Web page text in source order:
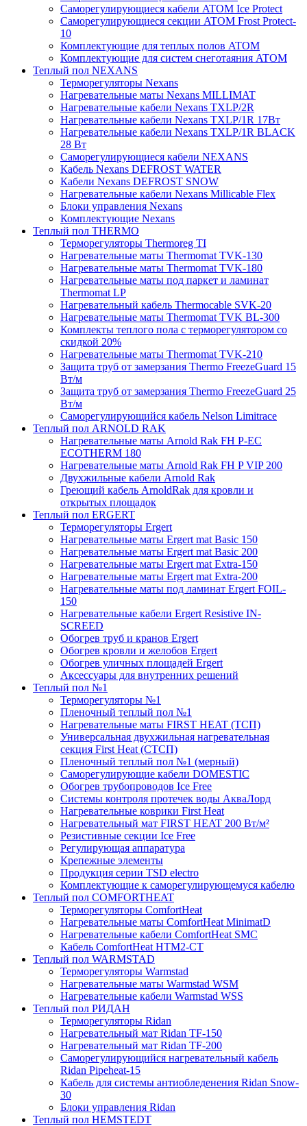
Саморегулирующиеся кабели ATOM Ice Protect
Саморегулирующиеся секции ATOM Frost Protect-
10
Комплектующие для теплых полов ATOM
Комплектующие для систем снеготаяния ATOM
Теплый пол NEXANS
Терморегуляторы Nexans
Нагревательные маты Nexans MILLIMAT
Нагревательные кабели Nexans TXLP/2R
Нагревательные кабели Nexans TXLP/1R 17Вт
Нагревательные кабели Nexans TXLP/1R BLACK
28 Вт
Саморегулирующиеся кабели NEXANS
Кабель Nexans DEFROST WATER
Кабели Nexans DEFROST SNOW
Нагревательные кабели Nexans Millicable Flex
Блоки управления Nexans
Комплектующие Nexans
Теплый пол THERMO
Терморегуляторы Thermoreg TI
Нагревательные маты Thermomat TVK-130
Нагревательные маты Thermomat TVK-180
Нагревательные маты под паркет и ламинат
Thermomat LP
Нагревательный кабель Thermocable SVK-20
Нагревательные маты Thermomat TVK BL-300
Комплекты теплого пола с терморегулятором со
скидкой 20%
Нагревательные маты Thermomat TVK-210
Защита труб от замерзания Thermo FreezeGuard 15
Вт/м
Защита труб от замерзания Thermo FreezeGuard 25
Вт/м
Саморегулирующийся кабель Nelson Limitrace
Теплый пол ARNOLD RAK
Нагревательные маты Arnold Rak FH P-EC
ECOTHERM 180
Нагревательные маты Arnold Rak FH P VIP 200
Двухжильные кабели Arnold Rak
Греющий кабель ArnoldRak для кровли и
открытых площадок
Теплый пол ERGERT
Терморегуляторы Ergert
Нагревательные маты Ergert mat Basic 150
Нагревательные маты Ergert mat Basic 200
Нагревательные маты Ergert mat Extra-150
Нагревательные маты Ergert mat Extra-200
Нагревательные маты под ламинат Ergert FOIL-
150
Нагревательные кабели Ergert Resistive IN-
SCREED
Обогрев труб и кранов Ergert
Обогрев кровли и желобов Ergert
Обогрев уличных площадей Ergert
Аксессуары для внутренних решений
Теплый пол №1
Терморегуляторы №1
Пленочный теплый пол №1
Нагревательные маты FIRST HEAT (ТСП)
Универсальная двухжильная нагревательная
секция First Heat (СТСП)
Пленочный теплый пол №1 (мерный)
Саморегулирующие кабели DOMESTIC
Обогрев трубопроводов Ice Free
Системы контроля протечек воды АкваЛорд
Нагревательные коврики First Heat
Нагревательный мат FIRST HEAT 200 Вт/м²
Резистивные секции Ice Free
Регулирующая аппаратура
Крепежные элементы
Продукция серии TSD electro
Комплектующие к саморегулирующемуся кабелю
Теплый пол COMFORTHEAT
Терморегуляторы ComfortHeat
Нагревательные маты ComfortHeat MinimatD
Нагревательные кабели ComfortHeat SMC
Кабель ComfortHeat HTM2-CT
Теплый пол WARMSTAD
Терморегуляторы Warmstad
Нагревательные маты Warmstad WSM
Нагревательные кабели Warmstad WSS
Теплый пол РИДАН
Терморегуляторы Ridan
Нагревательный мат Ridan TF-150
Нагревательный мат Ridan TF-200
Саморегулирующийся нагревательный кабель
Ridan Pipeheat-15
Кабель для системы антиобледенения Ridan Snow-
30
Блоки управления Ridan
Теплый пол HEMSTEDT